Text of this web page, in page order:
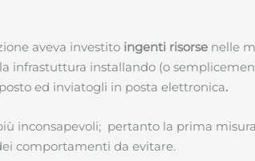
aveva investito ingenti risorse nelle
infrastuttura installando (o
ed inviatogli in posta elettronica.
inconsapevoli; pertanto la prima
comportamenti da evitare.